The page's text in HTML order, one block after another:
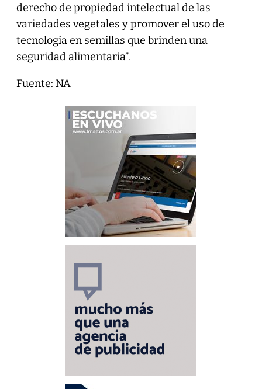
derecho de propiedad intelectual de las
variedades vegetales y promover el uso de
tecnología en semillas que brinden una
seguridad alimentaria”.
Fuente: NA